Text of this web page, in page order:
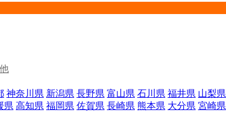
神奈川県 新潟県 長野県 富山県 石川県 福井県 山梨県
県 高知県 福岡県 佐賀県 長崎県 熊本県 大分県 宮崎県